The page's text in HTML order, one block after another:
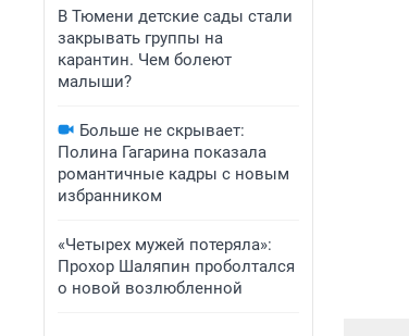
В Тюмени детские сады стали
закрывать группы на
карантин. Чем болеют
малыши?
Больше не скрывает:
Полина Гагарина показала
романтичные кадры с новым
избранником
«Четырех мужей потеряла»:
Прохор Шаляпин проболтался
о новой возлюбленной